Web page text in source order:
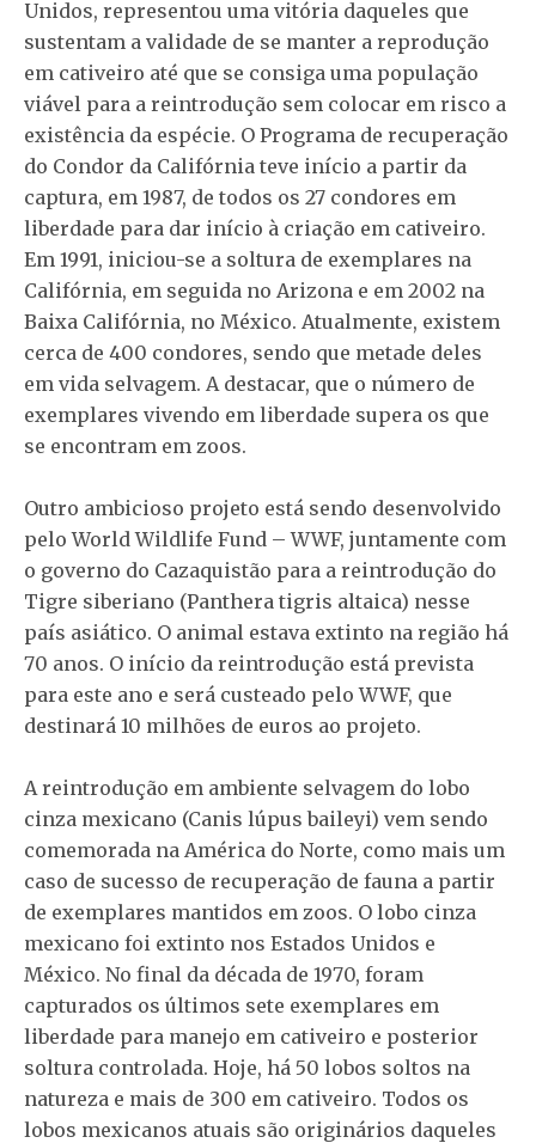
Unidos, representou uma vitória daqueles que
sustentam a validade de se manter a reprodução
em cativeiro até que se consiga uma população
viável para a reintrodução sem colocar em risco a
existência da espécie. O Programa de recuperação
do Condor da Califórnia teve início a partir da
captura, em 1987, de todos os 27 condores em
liberdade para dar início à criação em cativeiro.
Em 1991, iniciou-se a soltura de exemplares na
Califórnia, em seguida no Arizona e em 2002 na
Baixa Califórnia, no México. Atualmente, existem
cerca de 400 condores, sendo que metade deles
em vida selvagem. A destacar, que o número de
exemplares vivendo em liberdade supera os que
se encontram em zoos.
Outro ambicioso projeto está sendo desenvolvido
pelo World Wildlife Fund – WWF, juntamente com
o governo do Cazaquistão para a reintrodução do
Tigre siberiano (Panthera tigris altaica) nesse
país asiático. O animal estava extinto na região há
70 anos. O início da reintrodução está prevista
para este ano e será custeado pelo WWF, que
destinará 10 milhões de euros ao projeto.
A reintrodução em ambiente selvagem do lobo
cinza mexicano (Canis lúpus baileyi) vem sendo
comemorada na América do Norte, como mais um
caso de sucesso de recuperação de fauna a partir
de exemplares mantidos em zoos. O lobo cinza
mexicano foi extinto nos Estados Unidos e
México. No final da década de 1970, foram
capturados os últimos sete exemplares em
liberdade para manejo em cativeiro e posterior
soltura controlada. Hoje, há 50 lobos soltos na
natureza e mais de 300 em cativeiro. Todos os
lobos mexicanos atuais são originários daqueles